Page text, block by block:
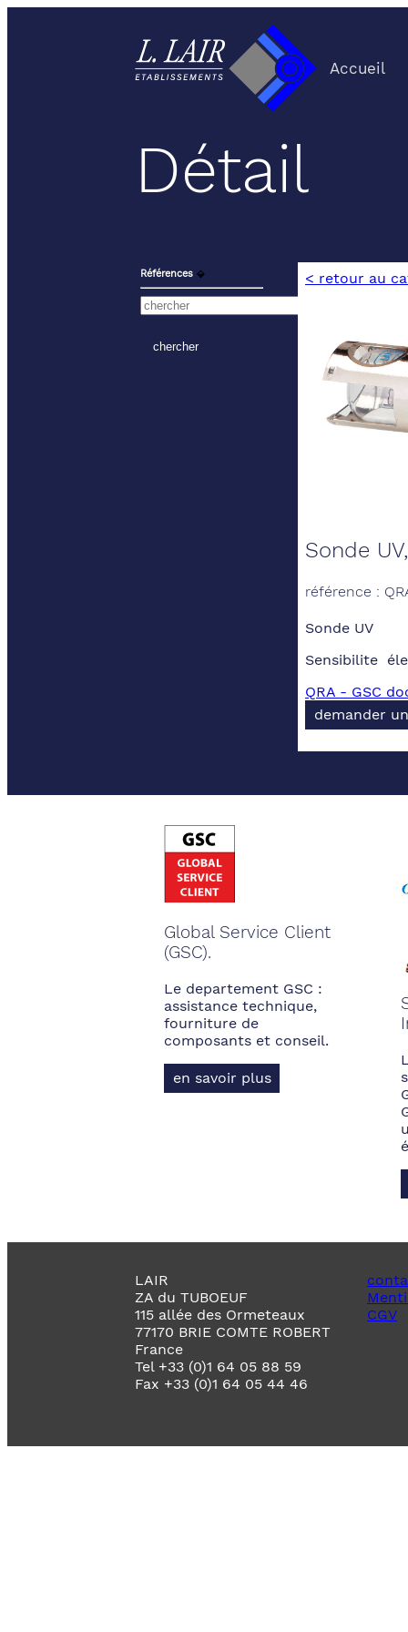
Accueil
Détail
Références ⬙ < retour au
Sonde
référence :
Sonde UV
Sensibilite
QRA - GSC
demander
Global Service Client
(GSC).
Le departement GSC :
assistance technique,
fourniture de
composants et conseil.
en savoir plus
LAIR
ZA du TUBOEUF
115 allée des Ormeteaux
77170 BRIE COMTE ROBERT
France
Tel +33 (0)1 64 05 88 59
Fax +33 (0)1 64 05 44 46
CGV